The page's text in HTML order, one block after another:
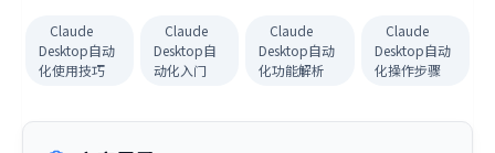
Claude
Desktop自动
化使用技巧
Claude
Desktop自
动化入门
Claude
Desktop自动
化功能解析
Claude
Desktop自动
化操作步骤